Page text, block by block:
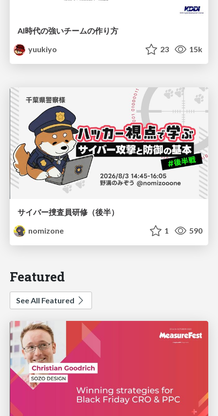
AI時代の強いチームの作り方
yuukiyo
23 15k
サイバー捜査員研修（後半）
nomizone
1 590
Featured
See All Featured